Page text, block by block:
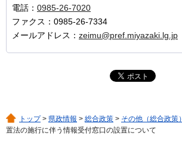
電話： 0985-26-7020
ファクス：0985-26-7334
メールアドレス： zeimu@pref.miyazaki.lg.jp
トップ> 県政情報 > 総合政策 > その他（総合政策）
置法の施行に伴う情報受付窓口の設置について